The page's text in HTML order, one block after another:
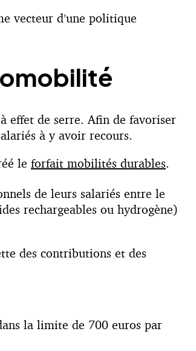
vecteur d’une politique
effet de serre. Afin de favoriser
à y avoir recours.
le forfait mobilités durables.
de leurs salariés entre le
rechargeables ou hydrogène)
des contributions et des
la limite de 700 euros par